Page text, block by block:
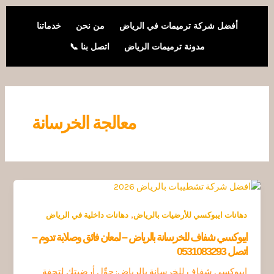
أفضل شركة ترميمات في الرياض من نحن خدماتنا
مدونة ترميمات الرياض اتصل بنا 📞
تخطي
معالجة الخرسانة
دهانات ايبوكسي للأرضيات بالرياض,دهانات داخلية في الرياض
ايبوكسي شفاف للخرسانة بالرياض – لمعان فائق وصلابة تدوم –
اتصل 0531083293
ايبوكسي شفاف للخرسانة بالرياض: حوِّل أرضيتك لتحفة